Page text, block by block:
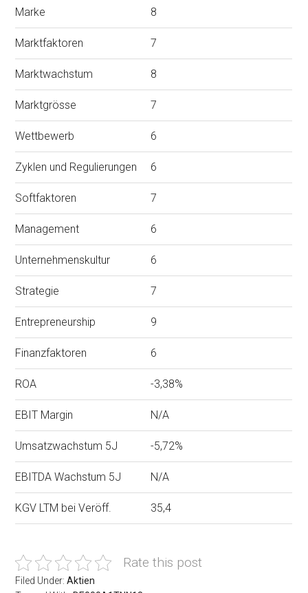
Marke 8
Marktfaktoren 7
Marktwachstum 8
Marktgrösse 7
Wettbewerb 6
Zyklen und Regulierungen 6
Softfaktoren 7
Management 6
Unternehmenskultur 6
Strategie 7
Entrepreneurship 9
Finanzfaktoren 6
ROA -3,38%
EBIT Margin N/A
Umsatzwachstum 5J -5,72%
EBITDA Wachstum 5J N/A
KGV LTM bei Veröff. 35,4
Rate this post
Filed Under:Aktien